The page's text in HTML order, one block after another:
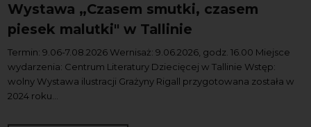
Wystawa „Czasem smutki, czasem
piesek malutki" w Tallinie
Termin: 9.06-7.08.2026 Wernisaż: 9.06.2026, godz. 16.00 Miejsce
wydarzenia: Centrum Literatury Dziecięcej w Tallinie Wstęp:
wolny Wystawa ilustracji Grażyny Rigall przygotowana została w
2024 roku...